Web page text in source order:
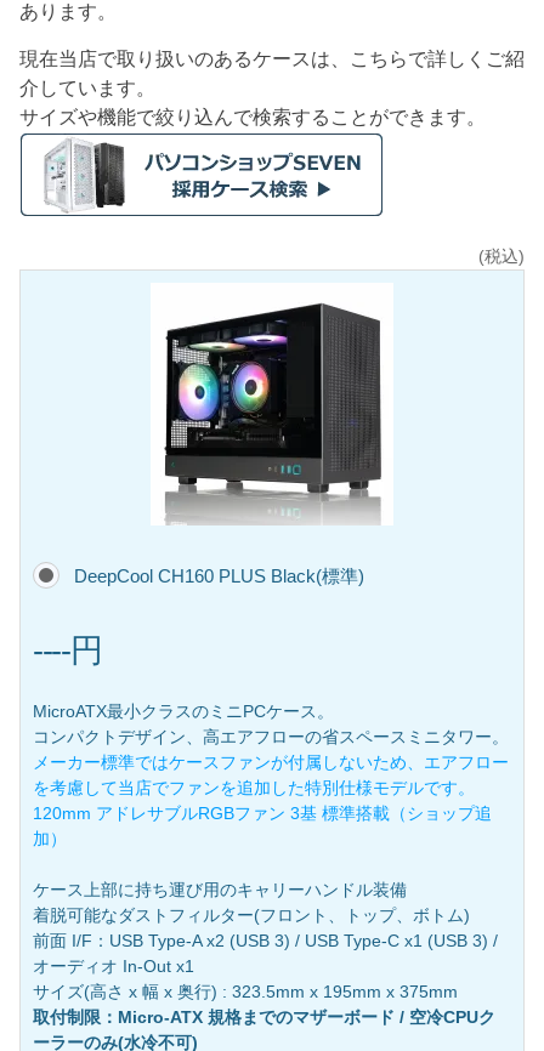
あります。
現在当店で取り扱いのあるケースは、こちらで詳しくご紹
介しています。
サイズや機能で絞り込んで検索することができます。
(税込)
DeepCool CH160 PLUS Black(標準)
----円
MicroATX最小クラスのミニPCケース。
コンパクトデザイン、高エアフローの省スペースミニタワー。
メーカー標準ではケースファンが付属しないため、エアフロー
を考慮して当店でファンを追加した特別仕様モデルです。
120mm アドレサブルRGBファン 3基 標準搭載（ショップ追
加）
ケース上部に持ち運び用のキャリーハンドル装備
着脱可能なダストフィルター(フロント、トップ、ボトム)
前面 I/F：USB Type-A x2 (USB 3) / USB Type-C x1 (USB 3) /
オーディオ In-Out x1
サイズ(高さ x 幅 x 奥行) : 323.5mm x 195mm x 375mm
取付制限：Micro-ATX 規格までのマザーボード / 空冷CPUク
ーラーのみ(水冷不可)